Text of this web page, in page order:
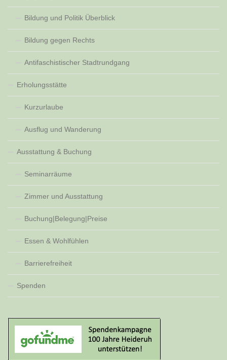
Bildung und Politik Überblick
Bildung gegen Rechts
Antifaschistischer Stadtrundgang
Erholungsstätte
Kurzurlaube
Ausflug und Wanderung
Ausstattung & Buchung
Seminarräume
Zimmer und Ausstattung
Buchung|Belegung|Preise
Essen & Wohlfühlen
Barrierefreiheit
Spenden